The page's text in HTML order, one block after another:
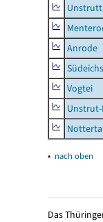
Anrode
Vogtei
▴ nach oben
Das